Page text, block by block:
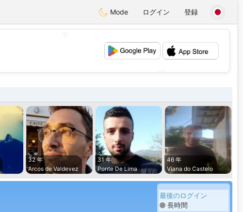
Mode ログイン 登録
32 年
Arcos de Valdevez
31 年
Ponte De Lima
46 年
Viana do Castelo
最後のログイン
長時間